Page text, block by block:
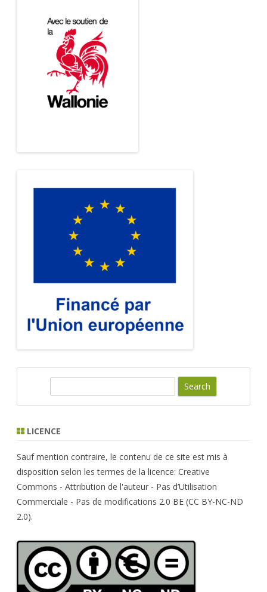
r
h
LICENCE
Sauf mention contraire, le contenu de ce site est mis à
disposition selon les termes de la licence: Creative
Commons - Attribution de l'auteur - Pas d’Utilisation
Commerciale - Pas de modifications 2.0 BE (CC BY-NC-ND
2.0).